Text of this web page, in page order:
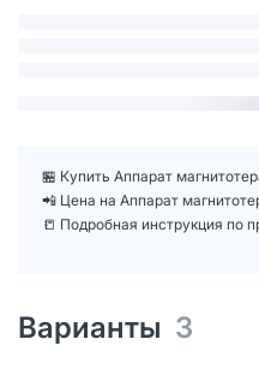
🏪 Купить Аппарат
📲 Цена на Аппарат
📒 Подробная инструкция по
Варианты 3